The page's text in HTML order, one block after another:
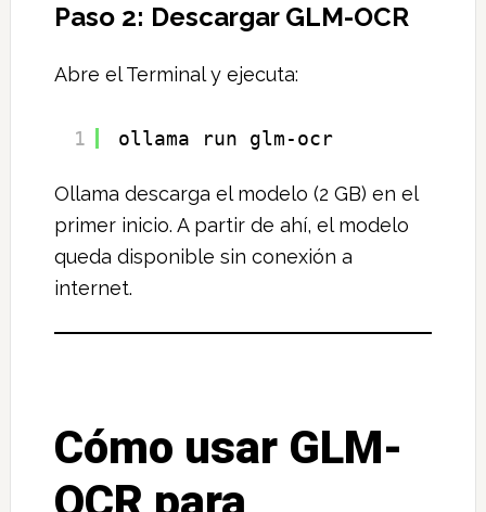
Paso 2: Descargar GLM-OCR
Abre el Terminal y ejecuta:
1 ollama run glm-ocr
Ollama descarga el modelo (2 GB) en el
primer inicio. A partir de ahí, el modelo
queda disponible sin conexión a
internet.
Cómo usar GLM-